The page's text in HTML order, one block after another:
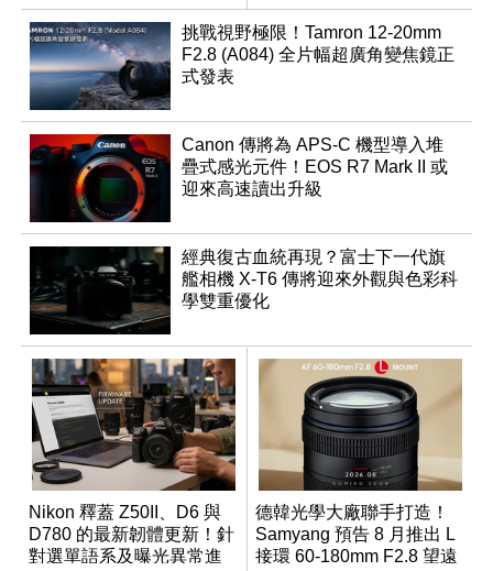
挑戰視野極限！Tamron 12-20mm
F2.8 (A084) 全片幅超廣角變焦鏡正
式發表
Canon 傳將為 APS-C 機型導入堆
疊式感光元件！EOS R7 Mark II 或
迎來高速讀出升級
經典復古血統再現？富士下一代旗
艦相機 X-T6 傳將迎來外觀與色彩科
學雙重優化
Nikon 釋蓋 Z50II、D6 與
D780 的最新韌體更新！針
對選單語系及曝光異常進
德韓光學大廠聯手打造！
Samyang 預告 8 月推出 L
接環 60-180mm F2.8 望遠